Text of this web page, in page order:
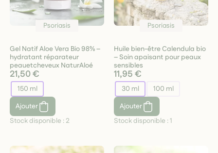
Psoriasis
Gel Natif Aloe Vera Bio 98% –
hydratant réparateur
peauetcheveux NaturAloé
21,50 €
150 ml
Ajouter
Stock disponible : 2
Psoriasis
Huile bien-être Calendula bio
– Soin apaisant pour peaux
sensibles
11,95 €
30 ml
100 ml
Ajouter
Stock disponible :1